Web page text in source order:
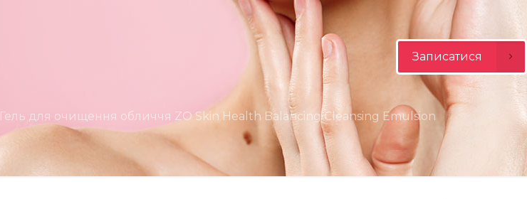
Гель для очищення обличчя ZO Skin Health Balancing Cleansing Emulsion
Записатися